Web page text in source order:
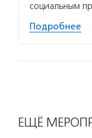
социальным
Подробнее
ЕЩЁ